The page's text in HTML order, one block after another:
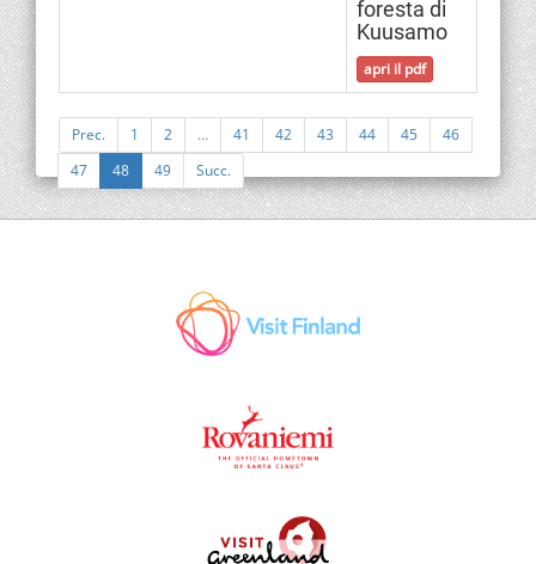
foresta di
Kuusamo
apri il pdf
Prec. 1 2 … 41 42 43 44 45
46
47
48 49 Succ.